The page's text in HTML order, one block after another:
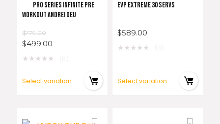
PRO SERIES INFINITE PRE
WORKOUT ANDREI DEU
$779.00
$499.00
★★★★★
Select variation
EVP EXTREME 30 SERVS
$589.00
★★★★★
Select variation